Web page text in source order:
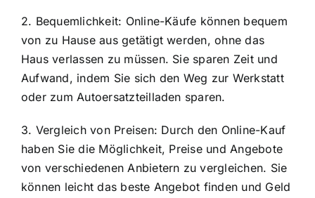
2. Bequemlichkeit: Online-Käufe können bequem
von zu Hause aus getätigt werden, ohne das
Haus verlassen zu müssen. Sie sparen Zeit und
Aufwand, indem Sie sich den Weg zur Werkstatt
oder zum Autoersatzteilladen sparen.
3. Vergleich von Preisen: Durch den Online-Kauf
haben Sie die Möglichkeit, Preise und Angebote
von verschiedenen Anbietern zu vergleichen. Sie
können leicht das beste Angebot finden und Geld